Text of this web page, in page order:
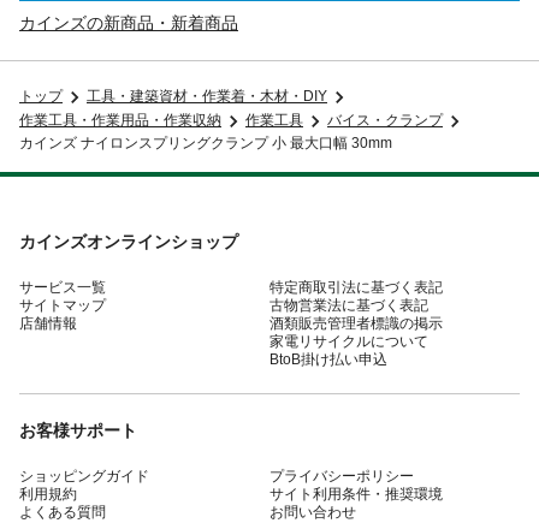
カインズの新商品・新着商品
トップ
工具・建築資材・作業着・木材・DIY
作業工具・作業用品・作業収納
作業工具
バイス・クランプ
カインズ ナイロンスプリングクランプ 小 最大口幅 30mm
カインズオンラインショップ
サービス一覧
サイトマップ
店舗情報
特定商取引法に基づく表記
古物営業法に基づく表記
酒類販売管理者標識の掲示
家電リサイクルについて
BtoB掛け払い申込
お客様サポート
ショッピングガイド
利用規約
よくある質問
プライバシーポリシー
サイト利用条件・推奨環境
お問い合わせ